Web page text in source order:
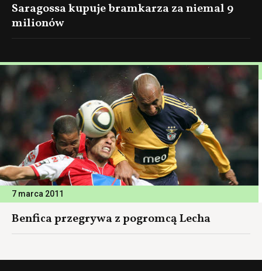
Saragossa kupuje bramkarza za niemal 9
milionów
7 marca 2011
Benfica przegrywa z pogromcą Lecha